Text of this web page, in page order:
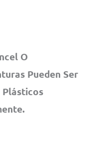
O
Pueden Ser
Plásticos